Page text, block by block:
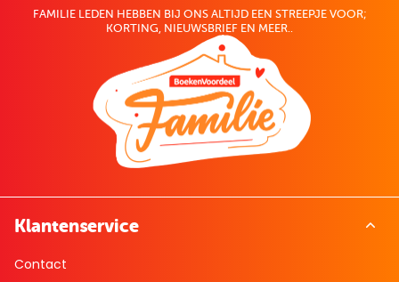
FAMILIE LEDEN HEBBEN BIJ ONS ALTIJD EEN STREEPJE VOOR;
KORTING, NIEUWSBRIEF EN MEER..
Klantenservice
Contact